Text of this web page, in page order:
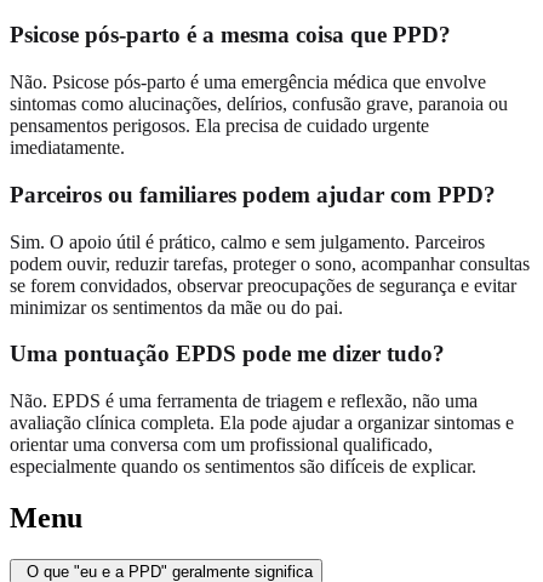
Psicose pós-parto é a mesma coisa que PPD?
Não. Psicose pós-parto é uma emergência médica que envolve
sintomas como alucinações, delírios, confusão grave, paranoia ou
pensamentos perigosos. Ela precisa de cuidado urgente
imediatamente.
Parceiros ou familiares podem ajudar com PPD?
Sim. O apoio útil é prático, calmo e sem julgamento. Parceiros
podem ouvir, reduzir tarefas, proteger o sono, acompanhar consultas
se forem convidados, observar preocupações de segurança e evitar
minimizar os sentimentos da mãe ou do pai.
Uma pontuação EPDS pode me dizer tudo?
Não. EPDS é uma ferramenta de triagem e reflexão, não uma
avaliação clínica completa. Ela pode ajudar a organizar sintomas e
orientar uma conversa com um profissional qualificado,
especialmente quando os sentimentos são difíceis de explicar.
Menu
O que "eu e a PPD" geralmente significa